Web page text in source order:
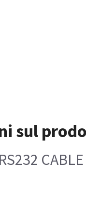
sul
CABLE